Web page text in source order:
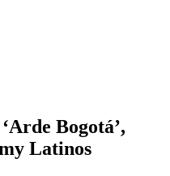
Bogotá’,
Latinos